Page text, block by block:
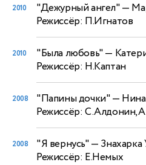
2010 "Дежурный ангел"—
Режиссёр: П.Игнатов
2010 "Была любовь"—
Режиссёр: Н.Каптан
2008 "Папины дочки"— Нина
Режиссёр:
2008 "Я вернусь"— Знахарка
Режиссёр: Е.Немых